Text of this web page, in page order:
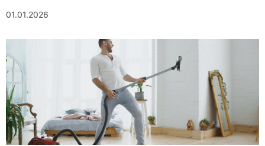
01.01.2026